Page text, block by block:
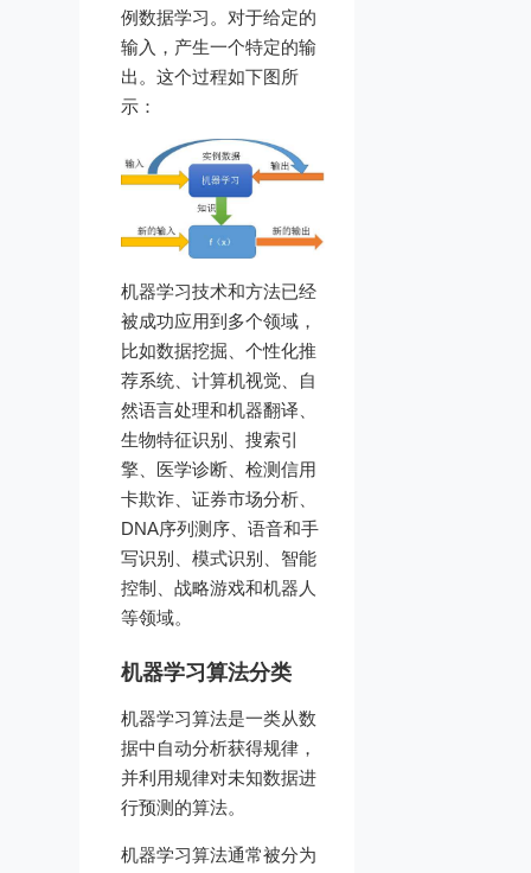
例数据学习。对于给定的
输入，产生一个特定的输
出。这个过程如下图所
示：
机器学习技术和方法已经
被成功应用到多个领域，
比如数据挖掘、个性化推
荐系统、计算机视觉、自
然语言处理和机器翻译、
生物特征识别、搜索引
擎、医学诊断、检测信用
卡欺诈、证券市场分析、
DNA序列测序、语音和手
写识别、模式识别、智能
控制、战略游戏和机器人
等领域。
机器学习算法分类
机器学习算法是一类从数
据中自动分析获得规律，
并利用规律对未知数据进
行预测的算法。
机器学习算法通常被分为